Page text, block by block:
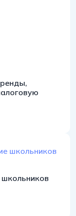
школьников